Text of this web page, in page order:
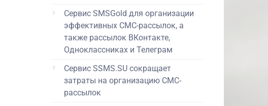
Сервис SMSGold для организации
эффективных СМС-рассылок, а
также рассылок ВКонтакте,
Одноклассниках и Телеграм
Сервис SSMS.SU сокращает
затраты на организацию СМС-
рассылок